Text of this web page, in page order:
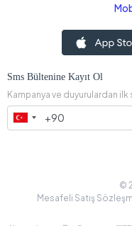
Sms Bültenine Kayıt Ol
Kampanya ve duyurulardan ilk
©
Mesafeli Satış